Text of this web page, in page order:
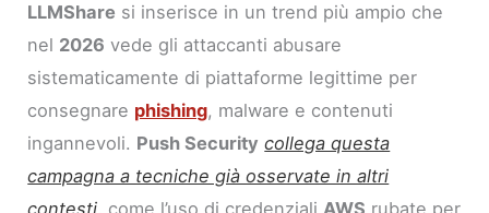
LLMShare si inserisce in un trend più ampio che
nel 2026 vede gli attaccanti abusare
sistematicamente di piattaforme legittime per
consegnare phishing, malware e contenuti
ingannevoli. Push Security collega questa
campagna a tecniche già osservate in altri